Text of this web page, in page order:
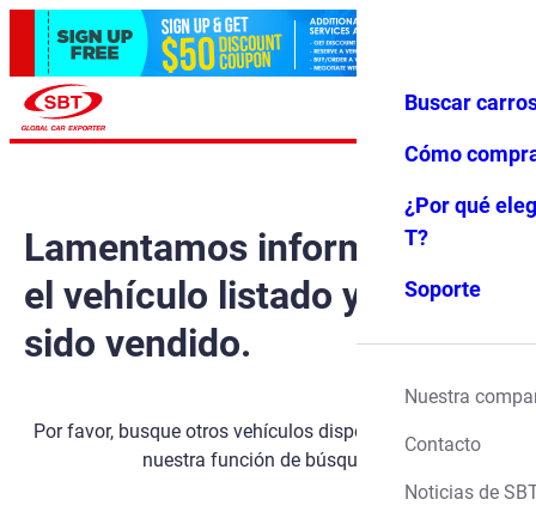
Favoritos Menú
Buscar
Cómo
¿Por qué
T?
Soporte
Nuestra
Contacto
Noticias de
Lamentamos informarle que
el vehículo listado ya ha
sido vendido.
Por favor, busque otros vehículos disponibles utilizando
nuestra función de búsqueda.